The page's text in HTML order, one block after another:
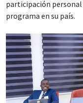
participación
programa en su país.